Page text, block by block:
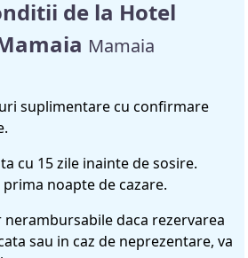
de la Hotel
Mamaia
suplimentare cu confirmare
cu 15 zile inainte de sosire.
noapte de cazare.
daca rezervarea
sau in caz de neprezentare, va